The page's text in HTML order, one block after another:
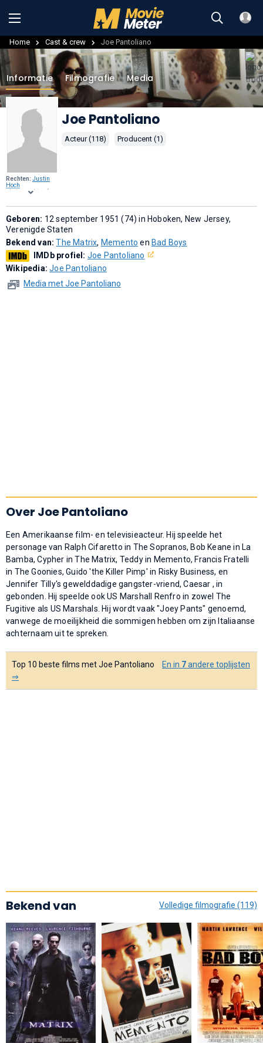
Home Cast & crew Joe Pantoliano
Rechten: Justin
Hoch
photographing for
Society,CC BY 2.0,
Commons.
Informatie Filmografie Media
Joe Pantoliano
Acteur (118) Producent (1)
Geboren: 12 september 1951 (74) in Hoboken, New Jersey,
Verenigde Staten
Bekend van:The Matrix, Memento en Bad Boys
IMDb profiel: Joe Pantoliano
Wikipedia:Joe Pantoliano
Media met Joe Pantoliano
Over Joe Pantoliano
Een Amerikaanse film- en televisieacteur. Hij speelde het
personage van Ralph Cifaretto in The Sopranos, Bob Keane in La
Bamba, Cypher in The Matrix, Teddy in Memento, Francis Fratelli
in The Goonies, Guido 'the Killer Pimp' in Risky Business, en
Jennifer Tilly's gewelddadige gangster-vriend, Caesar , in
gebonden. Hij speelde ook US Marshall Renfro in zowel The
Fugitive als US Marshals. Hij wordt vaak "Joey Pants" genoemd,
vanwege de moeilijkheid die sommigen hebben om zijn Italiaanse
achternaam uit te spreken.
Top 10 beste films met Joe Pantoliano En in 7andere toplijsten
⇒
Bekend van Volledige filmografie (119)